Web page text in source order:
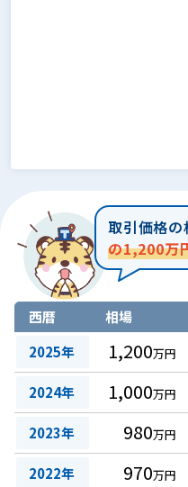
取引価格
の1,200万
西暦 相場
2025年
1,200万円
2024年 1,000万円
2023年 980万円
2022年 970万円